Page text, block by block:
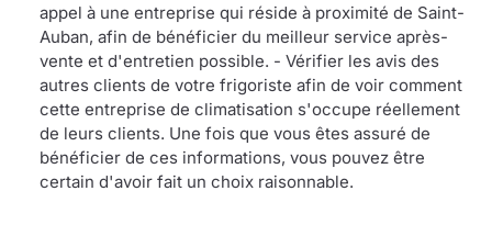
appel à une entreprise qui réside à proximité de Saint-
Auban, afin de bénéficier du meilleur service après-
vente et d'entretien possible. - Vérifier les avis des
autres clients de votre frigoriste afin de voir comment
cette entreprise de climatisation s'occupe réellement
de leurs clients. Une fois que vous êtes assuré de
bénéficier de ces informations, vous pouvez être
certain d'avoir fait un choix raisonnable.